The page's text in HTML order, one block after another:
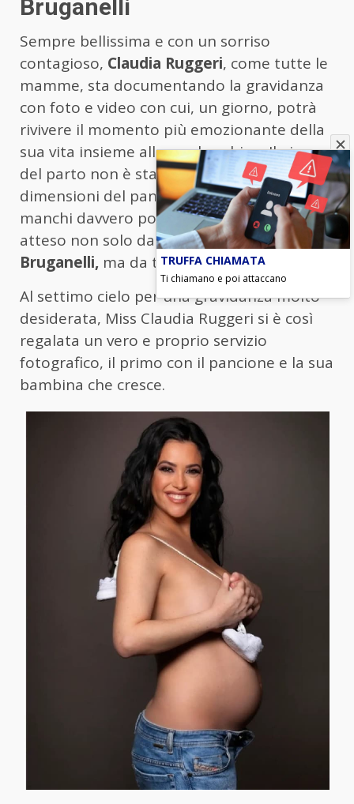
Bruganelli
Sempre bellissima e con un sorriso
contagioso, Claudia Ruggeri, come tutte le
mamme, sta documentando la gravidanza
con foto e video con cui, un giorno, potrà
rivivere il momento più emozionante della
sua vita insieme alla sua bambina. Il giorno
del parto non è stato svelato ma, dalle
dimensioni del pancione, è evidente che
manchi davvero poco al grande giorno
atteso non solo da lei e dal maritoMarco
Bruganelli, ma da tutta la famiglia.
Al settimo cielo per una gravidanza molto
desiderata, Miss Claudia Ruggeri si è così
regalata un vero e proprio servizio
fotografico, il primo con il pancione e la sua
bambina che cresce.
TRUFFA CHIAMATA
Ti chiamano e poi attaccano